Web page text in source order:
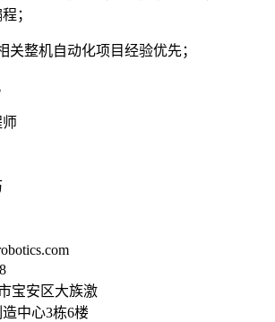
；
关整机自动化项目经验优先；
宝安区大族激
中心3栋6楼